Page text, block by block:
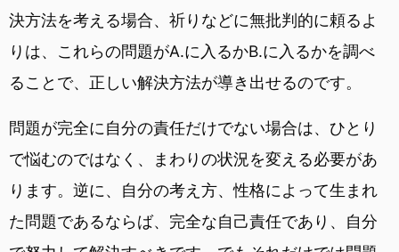
決方法を考える場合、祈りなどに無批判的に頼るよ
りは、これらの問題がA.に入るかB.に入るかを調べ
ることで、正しい解決方法が導き出せるのです。
問題が完全に自分の責任だけでない場合は、ひとり
で悩むのではなく、まわりの状況を変える必要があ
ります。逆に、自分の考え方、性格によって生まれ
た問題であるならば、完全な自己責任であり、自分